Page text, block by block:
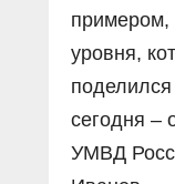
примером,
уровня,
сегодня –
УМВД